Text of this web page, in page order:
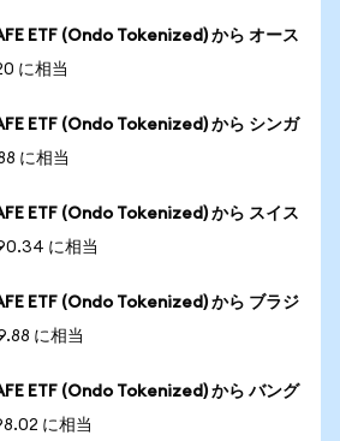
ETF (Ondo Tokenized) から オース
に相当
ETF (Ondo Tokenized) から シンガ
に相当
ETF (Ondo Tokenized) から スイス
に相当
ETF (Ondo Tokenized) から ブラジ
に相当
ETF (Ondo Tokenized) から バング
に相当